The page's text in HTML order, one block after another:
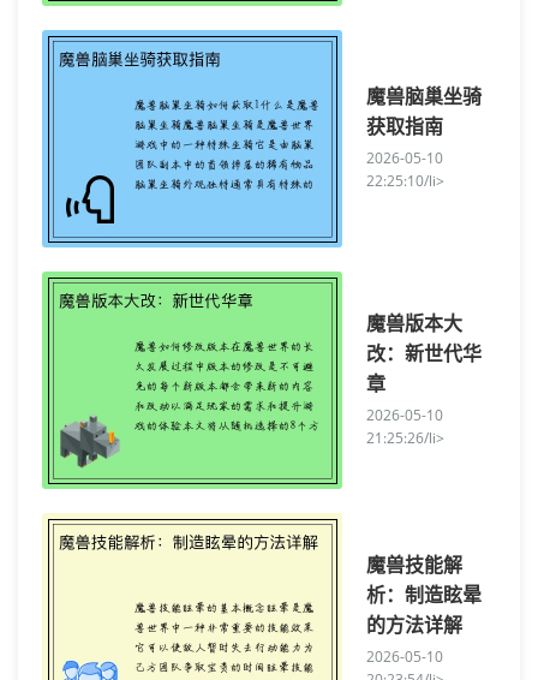
魔兽脑巢坐骑
获取指南
2026-05-10
22:25:10/li>
魔兽版本大
改：新世代华
章
2026-05-10
21:25:26/li>
魔兽技能解
析：制造眩晕
的方法详解
2026-05-10